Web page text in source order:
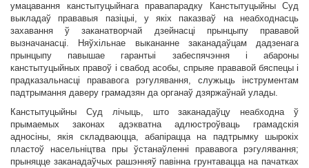
умацавання канстытуцыйнага правапарадку Канстытуцыйны Суд
выкладаў прававыя пазіцыі, у якіх паказваў на неабходнасць
захавання ў заканатворчай дзейнасці прынцыпу прававой
вызначанасці. Няўхільнае выкананне заканадаўцам дадзенага
прынцыпу павышае гарантыі забеспячэння і абароны
канстытуцыйных правоў і свабод асобы, спрыяе прававой бяспецы і
прадказальнасці прававога рэгулявання, служыць інструментам
падтрымання даверу грамадзян да органаў дзяржаўнай улады.
Канстытуцыйны Суд лічыць, што заканадаўцу неабходна ў
прымаемых законах адэкватна адлюстроўваць грамадскія
адносіны, якія складваюцца, абапірацца на падтрымку шырокіх
пластоў насельніцтва пры ўстанаўленні прававога рэгулявання;
прыняцце заканадаўчых рашэнняў павінна грунтавацца на пачатках